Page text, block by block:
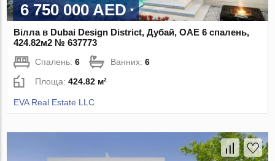
6 750 000 AED
Вілла в Dubai Design District, Дубай, ОАЕ 6 спалень,
424.82м2 № 637773
Спалень:6 Ванних:6
Площа:424.82 м²
EVA Real Estate LLC